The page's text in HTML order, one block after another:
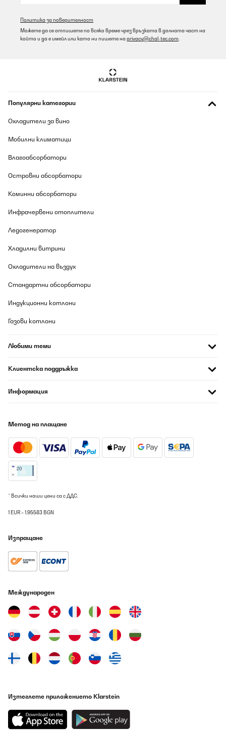
Политика за поверителност
Можете да се отпишете по всяко време чрез връзката в долната част на
който и да е имейл или като ни пишете на privacy@chal-tec.com
Популярни категории
Охладители за вино
Мобилни климатици
Влагоабсорбатори
Островни абсорбатори
Коминни абсорбатори
Инфрачервени отоплители
Ледогенератор
Хладилни витрини
Охладители на въздух
Стандартни абсорбатори
Индукционни котлони
Газови котлони
Любими теми
Клиентска поддръжка
Информация
Метод на плащане
* Всички наши цени са с ДДС.
1 EUR = 1.95583 BGN
Изпращане
Международен
Изтеглете приложението Klarstein